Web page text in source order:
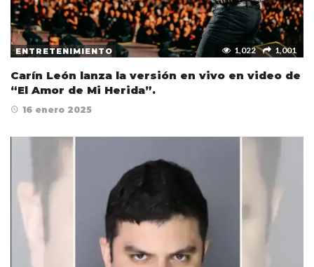
ENTRETENIMIENTO 1,022 1,001
Carín León lanza la versión en vivo en video de
“El Amor de Mi Herida”.
16 enero 2025